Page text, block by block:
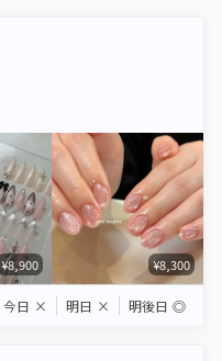
¥8,900 ¥8,300
今日 × 明日 × 明後日 ◎